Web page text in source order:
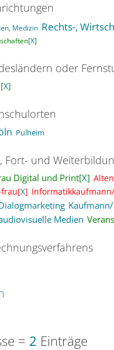
Medizin Rechts-,
X]
oder
X]
Pulheim
Fort- und
Digital und Print[X]
frau[X]
Medien
= 2 Einträge